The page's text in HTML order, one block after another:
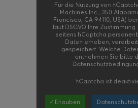
Für die Nutzung von
Machines Inc., 350
Francisco, CA 94110, USA)
laut DSGVO Ihre
seitens hCaptcha
Daten erhoben,
gespeichert. Welche
entnehmen Sie bitte
hCaptcha ist
✓ Erlauben